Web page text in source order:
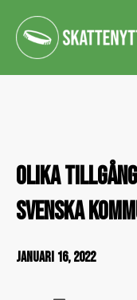
OLIKA
SVENSKA
JANUARI 16, 2022